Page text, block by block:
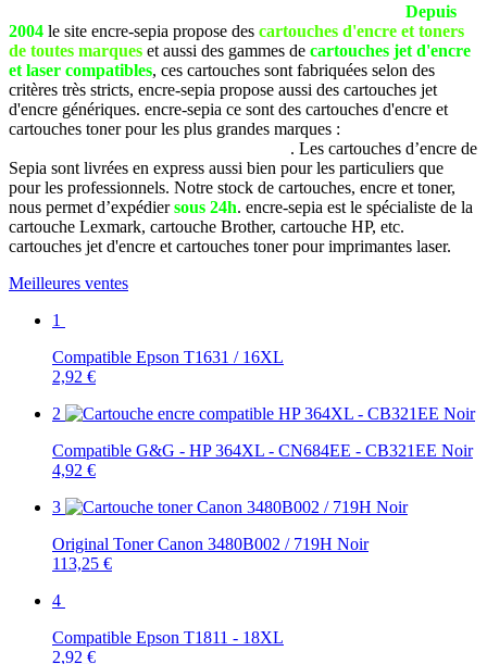
Depuis
2004 le site encre-sepia propose des cartouches d'encre et toners
de toutes marques et aussi des gammes de cartouches jet d'encre
et laser compatibles, ces cartouches sont fabriquées selon des
critères très stricts, encre-sepia propose aussi des cartouches jet
d'encre génériques. encre-sepia ce sont des cartouches d'encre et
cartouches toner pour les plus grandes marques :
. Les cartouches d’encre de
Sepia sont livrées en express aussi bien pour les particuliers que
pour les professionnels. Notre stock de cartouches, encre et toner,
nous permet d’expédiersous 24h. encre-sepia est le spécialiste de la
cartouche Lexmark, cartouche Brother, cartouche HP, etc.
cartouches jet d'encre et cartouches toner pour imprimantes laser.
Meilleures ventes
1
Compatible Epson T1631 / 16XL
2,92 €
2
Compatible G&G - HP 364XL - CN684EE - CB321EE Noir
4,92 €
3
Original Toner Canon 3480B002 / 719H Noir
113,25 €
4
Compatible Epson T1811 - 18XL
2,92 €